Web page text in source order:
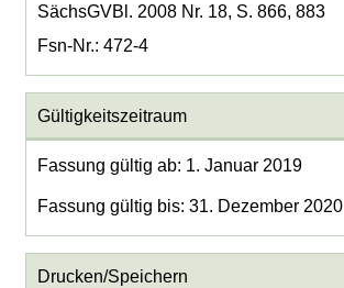
SächsGVBl. 2008 Nr. 18, S. 866, 883
Fsn-Nr.: 472-4
Gültigkeitszeitraum
Fassung gültig ab: 1. Januar 2019
Fassung gültig bis: 31. Dezember 2020
Drucken/Speichern